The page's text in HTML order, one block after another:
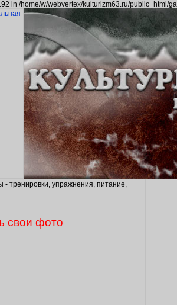
in /home/w/webvertex/kulturizm63.ru/public_html/
свои фото